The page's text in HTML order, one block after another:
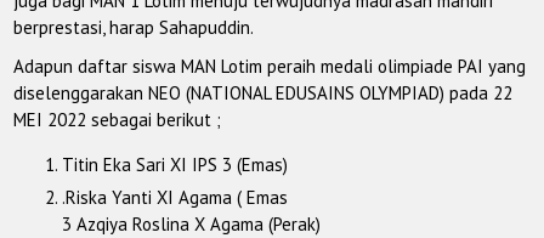
berprestasi, harap Sahapuddin.
Adapun daftar siswa MAN Lotim peraih medali olimpiade PAI yang
diselenggarakan NEO (NATIONAL EDUSAINS OLYMPIAD) pada 22
MEI 2022 sebagai berikut ;
Titin Eka Sari XI IPS 3 (Emas)
.Riska Yanti XI Agama ( Emas
3 Azqiya Roslina X Agama (Perak)